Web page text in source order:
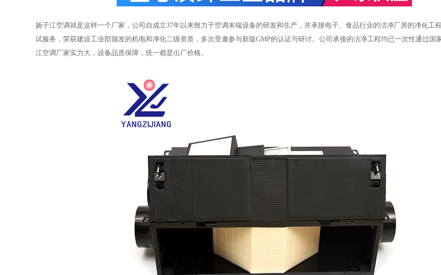
扬子江空调就是这样一个厂家，公司自成立37年以来致力于空调末端设备的研发和生产，并承接电子、食品行业的洁净厂房的净化工
试服务，荣获建设工业部颁发的机电和净化二级资质，多次受邀参与新版GMP的认证与研讨。公司承接的洁净工程均已一次性通过国
江空调厂家实力大，设备品质保障，统一都是出厂价格。